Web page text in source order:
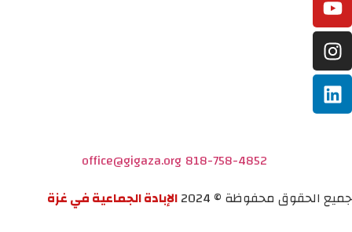
818-758-4852
office@gigaza.org
جميع الحقوق محفوظة © 2024
الإبادة الجماعية في غزة